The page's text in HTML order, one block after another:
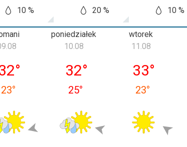
10 % 20 % 10 %
niedziela, 09.08
°
23°
poniedziałek
poniedziałek, 10.08
10.08
32°
25°
wtorek
wtorek, 11.08
11.08
33°
23°